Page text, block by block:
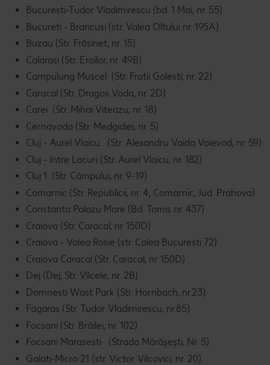
Bucuresti-Tudor Vladimirescu (bd. 1 Mai, nr. 55)
Bucureti - Brancusi (str. Valea Oltului nr. 195A)
Buzau (Str. Frăsinet, nr. 15)
Calarasi (Str. Eroilor, nr. 49B)
Campulung Muscel (Str. Fratii Golesti, nr. 22)
Caracal (Str. Dragos Voda, nr. 2D)
Carei (Str. Mihai Viteazu, nr. 18)
Cernavoda (Str. Medgidiei, nr. 5)
Cluj - Aurel Vlaicu (Str. Alexandru Vaida Voievod, nr. 59)
Cluj - Intre Lacuri (Str. Aurel Vlaicu, nr. 182)
Cluj 1 (Str. Câmpului, nr. 9-19)
Comarnic (Str. Republicii, nr. 4, Comarnic, Jud. Prahova)
Constanta Palazu Mare (Bd. Tomis nr. 437)
Craiova (Str. Caracal, nr 150D)
Craiova - Valea Rosie (str. Calea Bucuresti 72)
Craiova Caracal (Str. Caracal, nr 150D)
Dej (Dej, Str. Vîlcele, nr. 2B)
Domnesti Wast Park (Str. Hornbach, nr.23)
Fagaras (Str. Tudor Vladimirescu, nr.85)
Focsani (Str. Brăilei, nr. 102)
Focsani Marasesti (Strada Mărășești, Nr. 5)
Galati-Micro 21 (str. Victor Vilcovici, nr. 20)